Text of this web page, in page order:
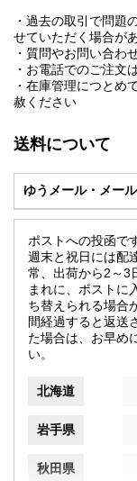
・過去の取引で問題
せていただく場合が
・質問やお問い合わ
・お電話でのご注文
・在庫管理につとめ
赦ください
送料について
ゆうメール・メー
ポストへの投函で
週末と祝日には配
常、出荷から2～3
まれに、ポストに
ち替えられる場合
間経過すると返送
た場合は、お早め
い。
北海道
岩手県
秋田県